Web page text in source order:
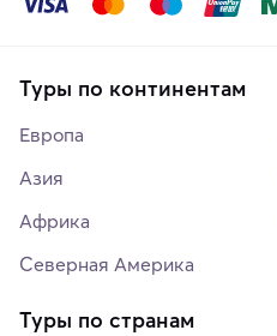
Туры по континентам
Европа
Азия
Африка
Северная Америка
Туры по странам